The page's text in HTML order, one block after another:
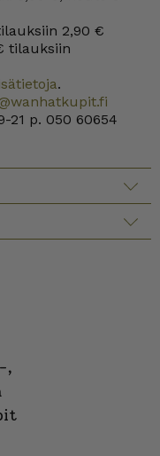
2,90 €
tilauksiin
.
21 p. 050 60654
,